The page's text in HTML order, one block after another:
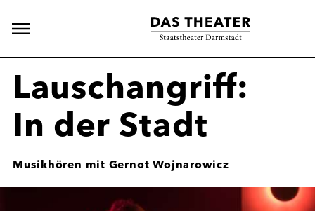
Hauptnavigation
Lauschangriff:
In der Stadt
Musikhören mit Gernot Wojnarowicz